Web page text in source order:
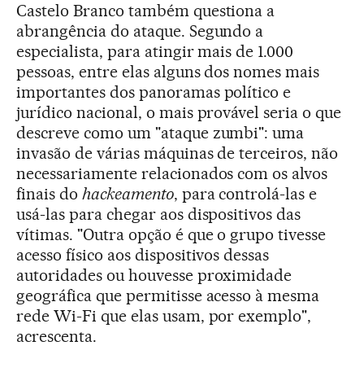
Castelo Branco também questiona a
abrangência do ataque. Segundo a
especialista, para atingir mais de 1.000
pessoas, entre elas alguns dos nomes mais
importantes dos panoramas político e
jurídico nacional, o mais provável seria o que
descreve como um "ataque zumbi": uma
invasão de várias máquinas de terceiros, não
necessariamente relacionados com os alvos
finais do hackeamento, para controlá-las e
usá-las para chegar aos dispositivos das
vítimas. "Outra opção é que o grupo tivesse
acesso físico aos dispositivos dessas
autoridades ou houvesse proximidade
geográfica que permitisse acesso à mesma
rede Wi-Fi que elas usam, por exemplo",
acrescenta.